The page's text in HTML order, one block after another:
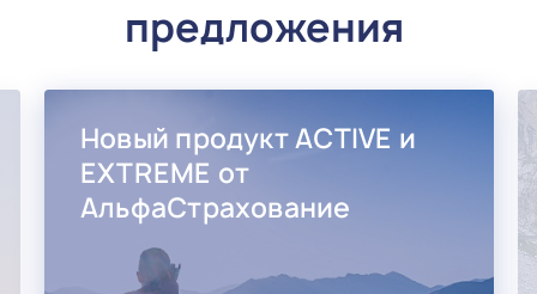
предложения
Новый продукт ACTIVE и
EXTREME от
АльфаСтрахование